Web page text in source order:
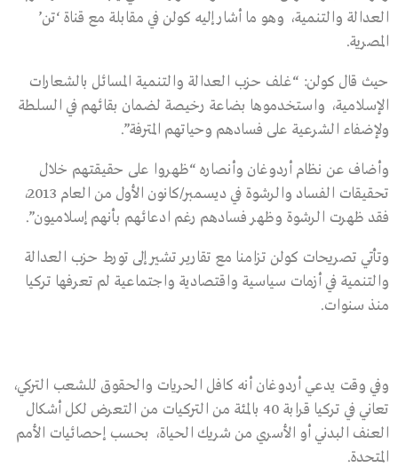
العدالة والتنمية، وهو ما أشار إليه كولن في مقابلة مع قناة ‘تن’
المصرية.
حيث قال كولن: “غلف حزب العدالة والتنمية المسائل بالشعارات
الإسلامية، واستخدموها بضاعة رخيصة لضمان بقائهم في السلطة
ولإضفاء الشرعية على فسادهم وحياتهم المترفة”.
وأضاف عن نظام أردوغان وأنصاره “ظهروا على حقيقتهم خلال
تحقيقات الفساد والرشوة في ديسمبر/كانون الأول من العام 2013،
فقد ظهرت الرشوة وظهر فسادهم رغم ادعائهم بأنهم إسلاميون”.
وتأتي تصريحات كولن تزامنا مع تقارير تشير إلى تورط حزب العدالة
والتنمية في أزمات سياسية واقتصادية واجتماعية لم تعرفها تركيا
منذ سنوات.
وفي وقت يدعي أردوغان أنه كافل الحريات والحقوق للشعب التركي،
تعاني في تركيا قرابة 40 بالمئة من التركيات من التعرض لكل أشكال
العنف البدني أو الأسري من شريك الحياة، بحسب إحصائيات الأمم
المتحدة.